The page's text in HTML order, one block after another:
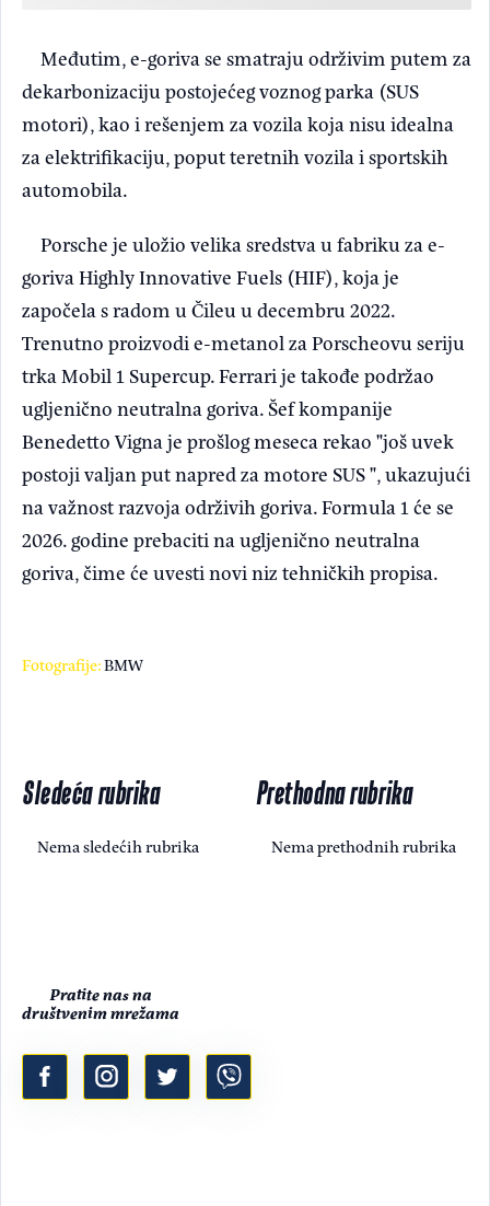
Međutim, e-goriva se smatraju održivim putem za
dekarbonizaciju postojećeg voznog parka (SUS
motori), kao i rešenjem za vozila koja nisu idealna
za elektrifikaciju, poput teretnih vozila i sportskih
automobila.
Porsche je uložio velika sredstva u fabriku za e-
goriva Highly Innovative Fuels (HIF), koja je
započela s radom ​​u Čileu u decembru 2022.
Trenutno proizvodi e-metanol za Porscheovu seriju
trka Mobil 1 Supercup. Ferrari je takođe podržao
ugljenično neutralna goriva. Šef kompanije
Benedetto Vigna je prošlog meseca rekao "još uvek
postoji valjan put napred za motore SUS ", ukazujući
na važnost razvoja održivih goriva. Formula 1 će se
2026. godine prebaciti na ugljenično neutralna
goriva, čime će uvesti novi niz tehničkih propisa.
Fotografije:BMW
Sledeća rubrika
Nema sledećih rubrika
Prethodna rubrika
Nema prethodnih rubrika
Pratite nas na
društvenim mrežama